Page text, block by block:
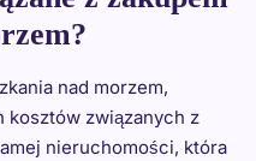
nad morzem,
kosztów związanych z
nieruchomości, która